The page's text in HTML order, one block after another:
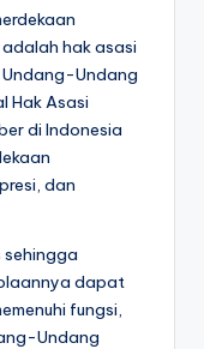
hak asasi
Undang-Undang
Hak Asasi
di Indonesia
dan
sehingga
dapat
fungsi,
Undang